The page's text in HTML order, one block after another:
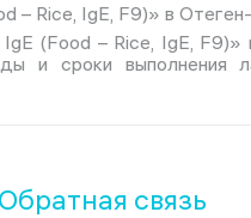
– Rice, IgE, F9)» в
(Food – Rice, IgE,
и сроки выполнения
Обратная связь